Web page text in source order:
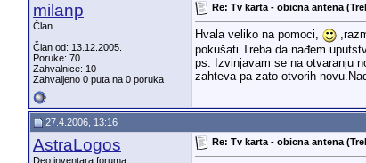
milanp
Član
Član od: 13.12.2005.
Poruke: 70
Zahvalnice: 10
Zahvaljeno 0 puta na 0 poruka
Re: Tv karta - obicna antena
Hvala veliko na pomoci,
pokušati.Treba da nađem
ps. Izvinjavam se na otvaranju
zahteva pa zato otvorih
27.4.2006, 13:16
AstraLogos
Deo inventara foruma
Re: Tv karta - obicna antena